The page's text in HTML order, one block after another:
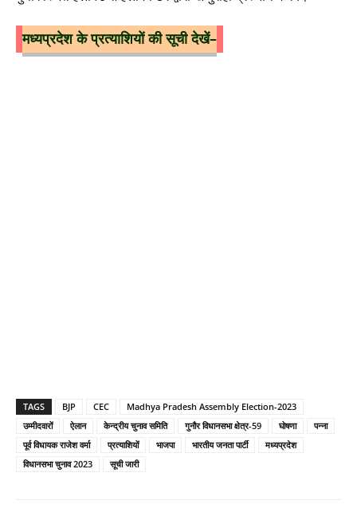
मध्यप्रदेश के प्रत्याशियों की सूची देखें–
TAGS BJP CEC
Madhya Pradesh Assembly Election-2023
उम्मीदवारों
ऐलान केन्द्रीय चुनाव समिति गुनौर विधानसभा क्षेत्र-59 घोषणा
पन्ना
पूर्व विधायक राजेश वर्मा
प्रत्याशियों भाजपा भारतीय जनता पार्टी
मध्यप्रदेश
विधानसभा चुनाव 2023
सूची जारी